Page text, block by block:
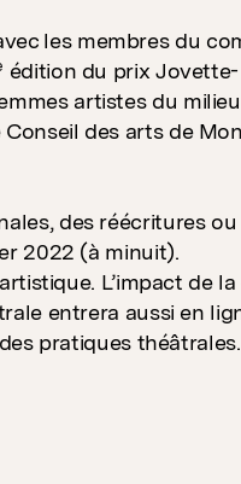
les membres du
édition du prix Jovette-
artistes du milieu
des arts de
des réécritures
2022 (à minuit).
L’impact de la
entrera aussi en
pratiques théâtrales.